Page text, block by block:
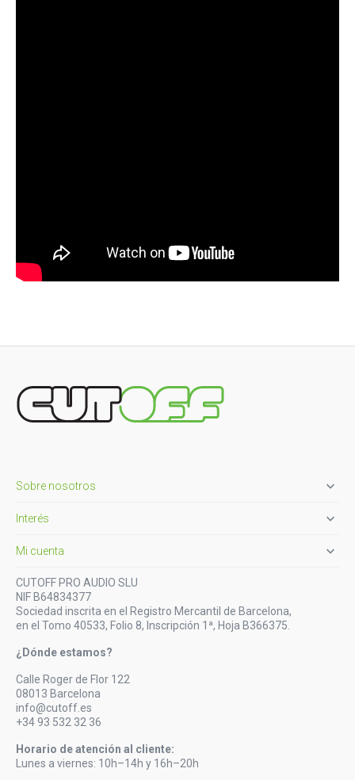
Sobre nosotros 
Interés 
Mi cuenta 
CUTOFF PRO AUDIO SLU
NIF B64834377
Sociedad inscrita en el Registro Mercantil de Barcelona,
en el Tomo 40533, Folio 8, Inscripción 1ª, Hoja B366375.
¿Dónde estamos?
Calle Roger de Flor 122
08013 Barcelona
info@cutoff.es
+34 93 532 32 36
Horario de atención al cliente:
Lunes a viernes: 10h–14h y 16h–20h